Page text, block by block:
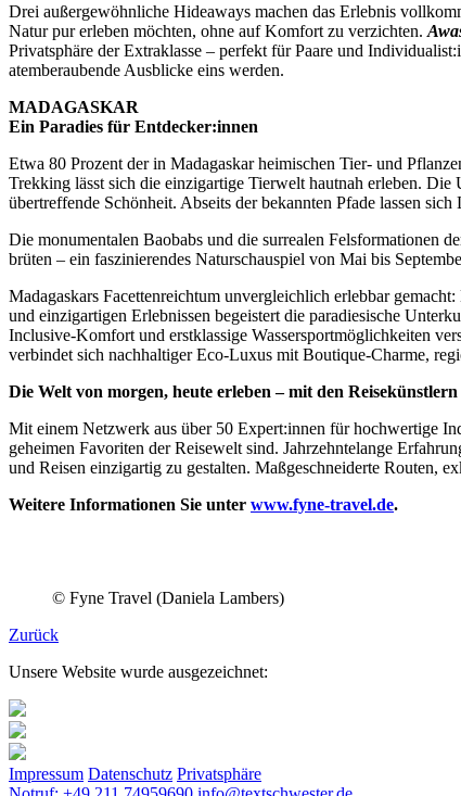
Drei außergewöhnliche Hideaways machen das Erlebnis
Natur pur erleben möchten, ohne auf Komfort zu verzichten.
Privatsphäre der Extraklasse – perfekt für Paare und
atemberaubende Ausblicke eins werden.
MADAGASKAR
Ein Paradies für Entdecker:innen
Etwa 80 Prozent der in Madagaskar heimischen Tier- und
Trekking lässt sich die einzigartige Tierwelt hautnah erleben.
übertreffende Schönheit. Abseits der bekannten Pfade lassen
Die monumentalen Baobabs und die surrealen Felsformationen
brüten – ein faszinierendes Naturschauspiel von Mai bis
Madagaskars Facettenreichtum unvergleichlich erlebbar gemacht:
und einzigartigen Erlebnissen begeistert die paradiesische
Inclusive-Komfort und erstklassige Wassersportmöglichkeiten
verbindet sich nachhaltiger Eco-Luxus mit Boutique-Charme,
Die Welt von morgen, heute erleben – mit den
Mit einem Netzwerk aus über 50 Expert:innen für hochwertige
geheimen Favoriten der Reisewelt sind. Jahrzehntelange
und Reisen einzigartig zu gestalten. Maßgeschneiderte Routen,
Weitere Informationen Sie unter www.fyne-travel.de.
© Fyne Travel (Daniela Lambers)
Zurück
Unsere Website wurde ausgezeichnet:
Impressum Datenschutz Privatsphäre